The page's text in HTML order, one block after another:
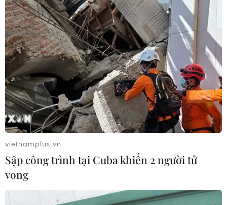
vietnamplus.vn
Sập công trình tại Cuba khiến 2 người tử
vong